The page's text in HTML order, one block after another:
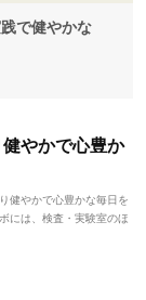
で健やかな
やかで心豊か
健やかで心豊かな毎日を
には、検査・実験室のほ